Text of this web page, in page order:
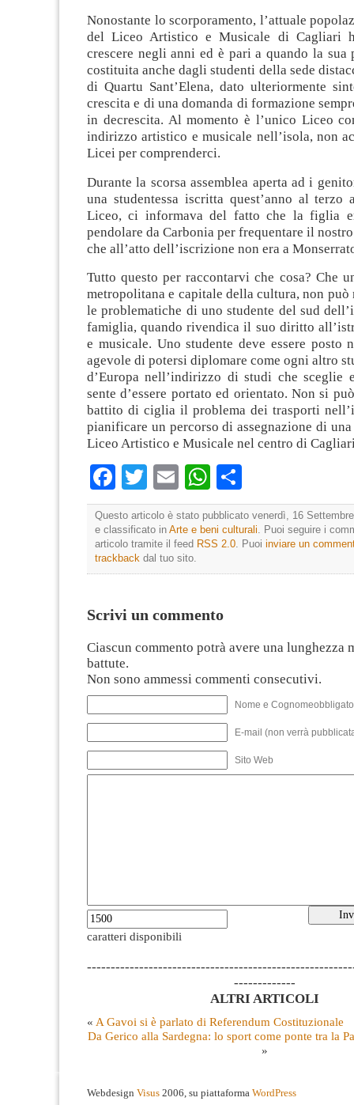
Nonostante lo scorporamento, l’attuale
del Liceo Artistico e Musicale di Cagliari
crescere negli anni ed è pari a quando la sua
costituita anche dagli studenti della sede
di Quartu Sant’Elena, dato ulteriormente
crescita e di una domanda di formazione
in decrescita. Al momento è l’unico Liceo
indirizzo artistico e musicale nell’isola, non
Licei per comprenderci.
Durante la scorsa assemblea aperta ad i
una studentessa iscritta quest’anno al terzo
Liceo, ci informava del fatto che la figlia
pendolare da Carbonia per frequentare il
che all’atto dell’iscrizione non era a
Tutto questo per raccontarvi che cosa? Che
metropolitana e capitale della cultura, non può
le problematiche di uno studente del sud
famiglia, quando rivendica il suo diritto
e musicale. Uno studente deve essere posto
agevole di potersi diplomare come ogni altro
d’Europa nell’indirizzo di studi che sceglie
sente d’essere portato ed orientato. Non si
battito di ciglia il problema dei trasporti
pianificare un percorso di assegnazione di
Liceo Artistico e Musicale nel centro di
Facebook
TwitterEmailWhatsApp
Questo articolo è stato pubblicato venerdì, 16
e classificato in Arte e beni culturali. Puoi seguire i
articolo tramite il feed RSS 2.0. Puoi inviare un
trackback dal tuo sito.
Scrivi un commento
Ciascun commento potrà avere una lunghezza
battute.
Non sono ammessi commenti consecutivi.
Nome e
E-mail (non verrà
Sito Web
caratteri disponibili
-------------
ALTRI ARTICOLI
« A Gavoi si è parlato di Referendum Costituzionale
Da Gerico alla Sardegna: lo sport come ponte tra la
»
Webdesign Visus 2006, su piattaforma WordPress